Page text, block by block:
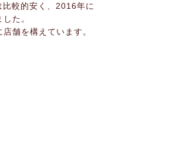
較的安く、2016年に
た。
舗を構えています。